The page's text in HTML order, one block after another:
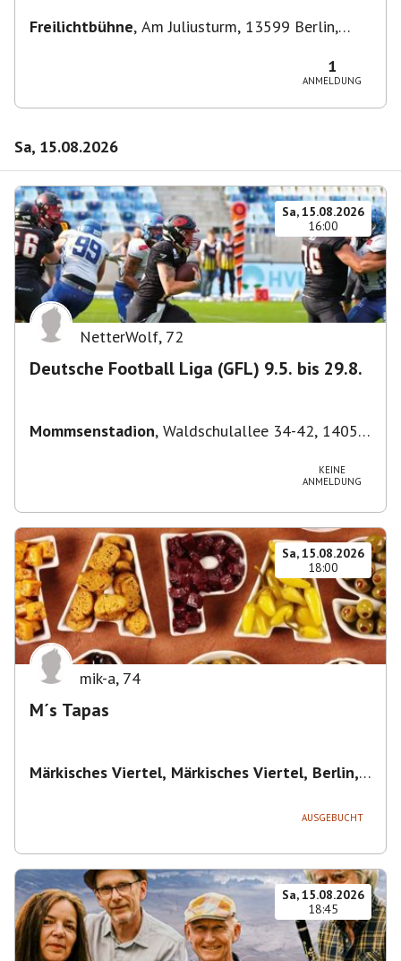
Freilichtbühne, Am Juliusturm, 13599 Berlin,
1
ANMELDUNG
Sa, 15.08.2026
Sa, 15.08.2026
16:00
NetterWolf, 72
Deutsche Football Liga (GFL) 9.5. bis 29.8.
Mommsenstadion, Waldschulallee 34-42, 14055
KEINE
ANMELDUNG
Sa, 15.08.2026
18:00
mik-a, 74
M´s Tapas
Märkisches Viertel, Märkisches Viertel, Berlin,
AUSGEBUCHT
Sa, 15.08.2026
18:45